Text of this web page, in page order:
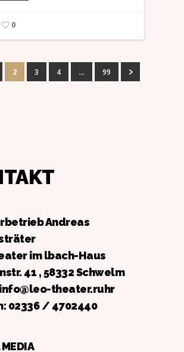
0
2 3 4 … 99
Andreas
im lbach-Haus
41 , 58332 Schwelm
theater.ruhr
02336 / 4702440